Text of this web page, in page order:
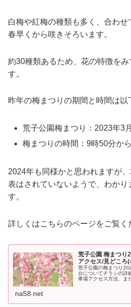
白梅や紅梅の種類も多く、合わせ
春早くから咲きそろいます。
約30種類あるため、花の特徴を
す。
昨年の梅まつりの期間と時間は以
荒子公園梅まつり：2023年3
梅まつりの時間：9時50分か
2024年も同様かと思われますが
表はされていないようで、わかり
す。
詳しくはこちらのページをご覧く
荒子公園 梅まつり
アクセス/見どころ
荒子公園の梅まつり
台についてチラシの詳
車場アクセス方法、ま
na58.net